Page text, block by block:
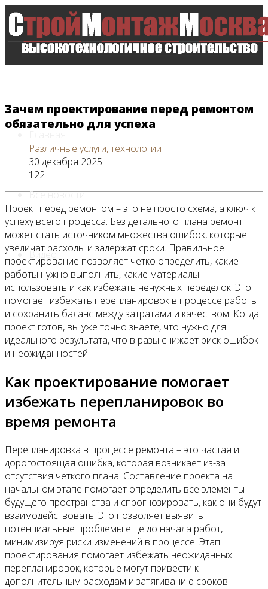
Все новости
Видео
Зачем проектирование перед ремонтом
обязательно для успеха
Различные услуги, технологии
30 декабря 2025
122
Проект перед ремонтом – это не просто схема, а ключ к
успеху всего процесса. Без детального плана ремонт
может стать источником множества ошибок, которые
увеличат расходы и задержат сроки. Правильное
проектирование позволяет четко определить, какие
работы нужно выполнить, какие материалы
использовать и как избежать ненужных переделок. Это
помогает избежать перепланировок в процессе работы
и сохранить баланс между затратами и качеством. Когда
проект готов, вы уже точно знаете, что нужно для
идеального результата, что в разы снижает риск ошибок
и неожиданностей.
Как проектирование помогает
избежать перепланировок во
время ремонта
Перепланировка в процессе ремонта – это частая и
дорогостоящая ошибка, которая возникает из-за
отсутствия четкого плана. Составление проекта на
начальном этапе помогает определить все элементы
будущего пространства и спрогнозировать, как они будут
взаимодействовать. Это позволяет выявить
потенциальные проблемы еще до начала работ,
минимизируя риски изменений в процессе. Этап
проектирования помогает избежать неожиданных
перепланировок, которые могут привести к
дополнительным расходам и затягиванию сроков.